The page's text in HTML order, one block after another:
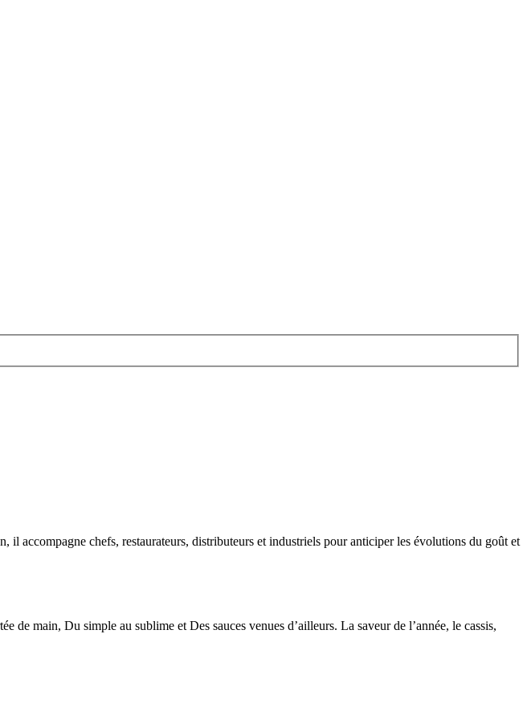
accompagne chefs, restaurateurs, distributeurs et industriels pour anticiper les évolutions du goût et
main, Du simple au sublime et Des sauces venues d’ailleurs. La saveur de l’année, le cassis,